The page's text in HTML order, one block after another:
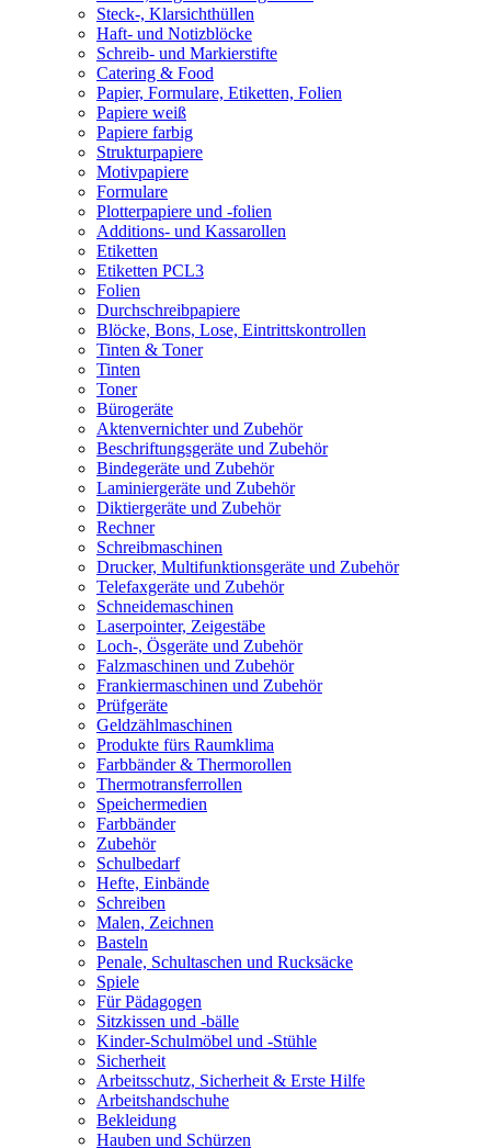
Steck-, Klarsichthüllen
Haft- und Notizblöcke
Schreib- und Markierstifte
Catering & Food
Papier, Formulare, Etiketten, Folien
Papiere weiß
Papiere farbig
Strukturpapiere
Motivpapiere
Formulare
Plotterpapiere und -folien
Additions- und Kassarollen
Etiketten
Etiketten PCL3
Folien
Durchschreibpapiere
Blöcke, Bons, Lose, Eintrittskontrollen
Tinten & Toner
Tinten
Toner
Bürogeräte
Aktenvernichter und Zubehör
Beschriftungsgeräte und Zubehör
Bindegeräte und Zubehör
Laminiergeräte und Zubehör
Diktiergeräte und Zubehör
Rechner
Schreibmaschinen
Drucker, Multifunktionsgeräte und Zubehör
Telefaxgeräte und Zubehör
Schneidemaschinen
Laserpointer, Zeigestäbe
Loch-, Ösgeräte und Zubehör
Falzmaschinen und Zubehör
Frankiermaschinen und Zubehör
Prüfgeräte
Geldzählmaschinen
Produkte fürs Raumklima
Farbbänder & Thermorollen
Thermotransferrollen
Speichermedien
Farbbänder
Zubehör
Schulbedarf
Hefte, Einbände
Schreiben
Malen, Zeichnen
Basteln
Penale, Schultaschen und Rucksäcke
Spiele
Für Pädagogen
Sitzkissen und -bälle
Kinder-Schulmöbel und -Stühle
Sicherheit
Arbeitsschutz, Sicherheit & Erste Hilfe
Arbeitshandschuhe
Bekleidung
Hauben und Schürzen